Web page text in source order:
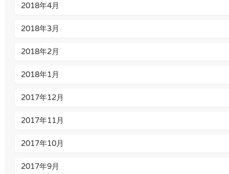
2018年4月
2018年3月
2018年2月
2018年1月
2017年12月
2017年11月
2017年10月
2017年9月